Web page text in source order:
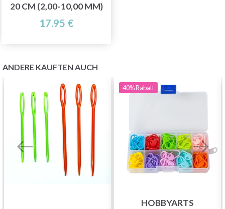
20 CM (2,00-10,00 MM)
17.95 €
ANDERE KAUFTEN AUCH
40%Rabatt
HOBBYARTS